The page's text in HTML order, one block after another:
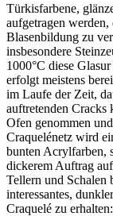
Türkisfarbene,
aufgetragen
Blasenbildung zu
insbesondere
1000°C diese
erfolgt meistens
im Laufe der Zeit,
auftretenden Cracks
Ofen genommen
Craquelénetz wird
bunten Acrylfarben,
dickerem Auftrag
Tellern und Schalen
interessantes,
Craquelé zu